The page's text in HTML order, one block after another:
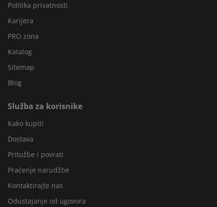
Politika privatnosti
Karijera
PRO zona
Katalog
Sitemap
Blog
Služba za korisnike
Kako kupiti
Dostava
Pritužbe i povrati
Praćenje narudžbe
Kontaktirajte nas
Odustajanje od ugovora